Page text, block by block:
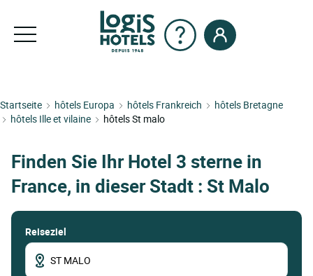
Startseite hôtels Europa hôtels Frankreich
hôtels Bretagne
hôtels Ille et vilaine
hôtels St malo
Finden Sie Ihr Hotel 3 sterne in
France, in dieser Stadt : St Malo
Reiseziel